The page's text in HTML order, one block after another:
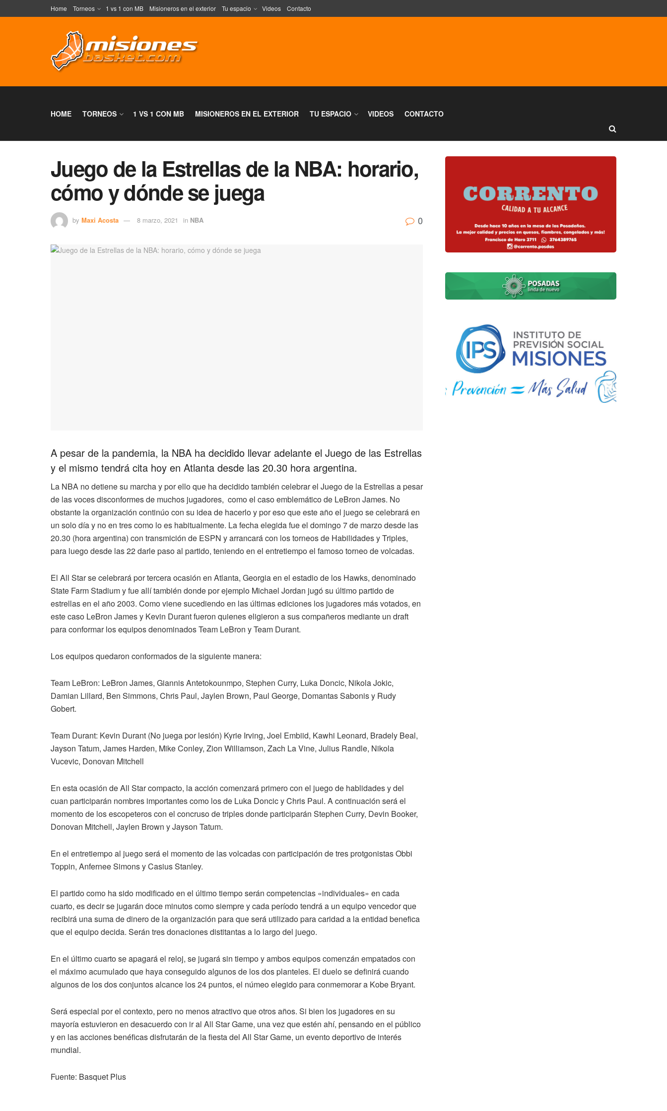
Home Torneos 1 vs 1 con MB Misioneros en el exterior Tu espacio Videos Contacto
HOME TORNEOS 1 VS 1 CON MB MISIONEROS EN EL EXTERIOR TU ESPACIO VIDEOS CONTACTO
Juego de la Estrellas de la NBA: horario,
cómo y dónde se juega
by Maxi Acosta 8 marzo, 2021 in NBA 0
A pesar de la pandemia, la NBA ha decidido llevar adelante el Juego de las Estrellas
y el mismo tendrá cita hoy en Atlanta desde las 20.30 hora argentina.
La NBA no detiene su marcha y por ello que ha decidido también celebrar el Juego de la Estrellas a pesar
de las voces disconformes de muchos jugadores, como el caso emblemático de LeBron James. No
obstante la organización continúo con su idea de hacerlo y por eso que este año el juego se celebrará en
un solo día y no en tres como lo es habitualmente. La fecha elegida fue el domingo 7 de marzo desde las
20.30 (hora argentina) con transmición de ESPN y arrancará con los torneos de Habilidades y Triples,
para luego desde las 22 darle paso al partido, teniendo en el entretiempo el famoso torneo de volcadas.
El All Star se celebrará por tercera ocasión en Atlanta, Georgia en el estadio de los Hawks, denominado
State Farm Stadium y fue allí también donde por ejemplo Michael Jordan jugó su último partido de
estrellas en el año 2003. Como viene sucediendo en las últimas ediciones los jugadores más votados, en
este caso LeBron James y Kevin Durant fueron quienes eligieron a sus compañeros mediante un draft
para conformar los equipos denominados Team LeBron y Team Durant.
Los equipos quedaron conformados de la siguiente manera:
Team LeBron: LeBron James, Giannis Antetokounmpo, Stephen Curry, Luka Doncic, Nikola Jokic,
Damian Lillard, Ben Simmons, Chris Paul, Jaylen Brown, Paul George, Domantas Sabonis y Rudy
Gobert.
Team Durant: Kevin Durant (No juega por lesión) Kyrie Irving, Joel Embiid, Kawhi Leonard, Bradely Beal,
Jayson Tatum, James Harden, Mike Conley, Zion Williamson, Zach La Vine, Julius Randle, Nikola
Vucevic, Donovan Mitchell
En esta ocasión de All Star compacto, la acción comenzará primero con el juego de hablidades y del
cuan participarán nombres importantes como los de Luka Doncic y Chris Paul. A continuación será el
momento de los escopeteros con el concruso de triples donde participarán Stephen Curry, Devin Booker,
Donovan Mitchell, Jaylen Brown y Jayson Tatum.
En el entretiempo al juego será el momento de las volcadas con participación de tres protgonistas Obbi
Toppin, Anfernee Simons y Casius Stanley.
El partido como ha sido modificado en el último tiempo serán competencias «individuales» en cada
cuarto, es decir se jugarán doce minutos como siempre y cada período tendrá a un equipo vencedor que
recibirá una suma de dinero de la organización para que será utilizado para caridad a la entidad benefica
que el equipo decida. Serán tres donaciones distitantas a lo largo del juego.
En el último cuarto se apagará el reloj, se jugará sin tiempo y ambos equipos comenzán empatados con
el máximo acumulado que haya conseguido algunos de los dos planteles. El duelo se definirá cuando
algunos de los dos conjuntos alcance los 24 puntos, el númeo elegido para conmemorar a Kobe Bryant.
Será especial por el contexto, pero no menos atractivo que otros años. Si bien los jugadores en su
mayoría estuvieron en desacuerdo con ir al All Star Game, una vez que estén ahí, pensando en el público
y en las acciones benéficas disfrutarán de la fiesta del All Star Game, un evento deportivo de interés
mundial.
Fuente: Basquet Plus